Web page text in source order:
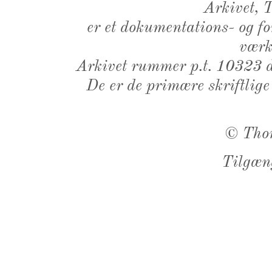
Arkivet,
er et dokumentations- og
Arkivet rummer p.t. 10323
De er de primære
©